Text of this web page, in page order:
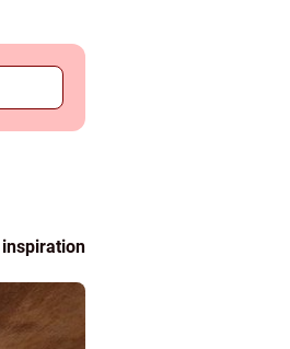
inspiration